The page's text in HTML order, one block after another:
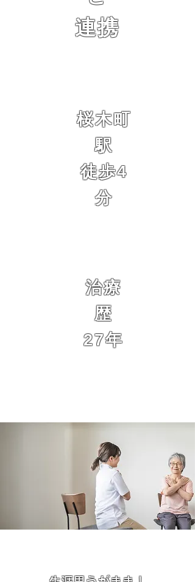
連携
桜木町
駅
徒歩4
分
治療
歴
27年